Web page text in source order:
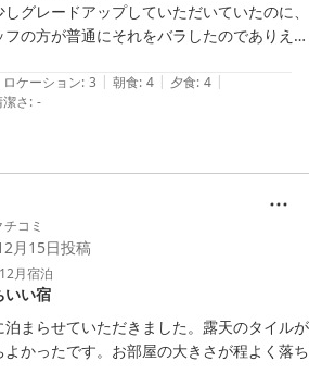
グレードアップしていただいていたのに、
の方が普通にそれをバラしたのでありえな
スタッフの方も愚痴が多いし、スタッフの
ロケーション: 3 | 朝食: 4 | 夕食: 4 |
さ: -
コミ
月15日投稿
月宿泊
いい宿
まらせていただきました。露天のタイルが
かったです。お部屋の大きさが程よく落ち